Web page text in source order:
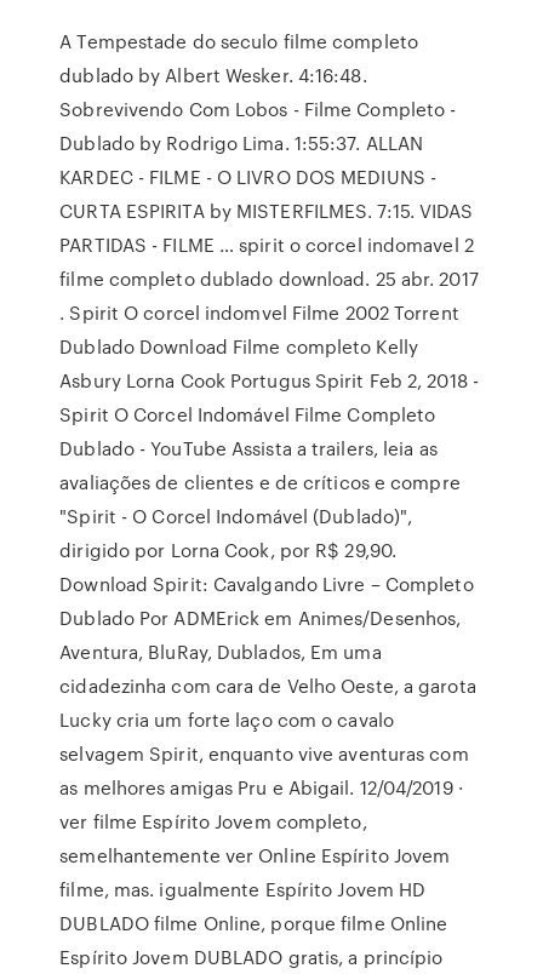
A Tempestade do seculo filme completo
dublado by Albert Wesker. 4:16:48.
Sobrevivendo Com Lobos - Filme Completo -
Dublado by Rodrigo Lima. 1:55:37. ALLAN
KARDEC - FILME - O LIVRO DOS MEDIUNS -
CURTA ESPIRITA by MISTERFILMES. 7:15. VIDAS
PARTIDAS - FILME … spirit o corcel indomavel 2
filme completo dublado download. 25 abr. 2017
. Spirit O corcel indomvel Filme 2002 Torrent
Dublado Download Filme completo Kelly
Asbury Lorna Cook Portugus Spirit Feb 2, 2018 -
Spirit O Corcel Indomável Filme Completo
Dublado - YouTube ‎Assista a trailers, leia as
avaliações de clientes e de críticos e compre
"Spirit - O Corcel Indomável (Dublado)",
dirigido por Lorna Cook, por R$ 29,90.
Download Spirit: Cavalgando Livre – Completo
Dublado Por ADMErick em Animes/Desenhos,
Aventura, BluRay, Dublados, Em uma
cidadezinha com cara de Velho Oeste, a garota
Lucky cria um forte laço com o cavalo
selvagem Spirit, enquanto vive aventuras com
as melhores amigas Pru e Abigail. 12/04/2019 ·
ver filme Espírito Jovem completo,
semelhantemente ver Online Espírito Jovem
filme, mas. igualmente Espírito Jovem HD
DUBLADO filme Online, porque filme Online
Espírito Jovem DUBLADO gratis, a princípio